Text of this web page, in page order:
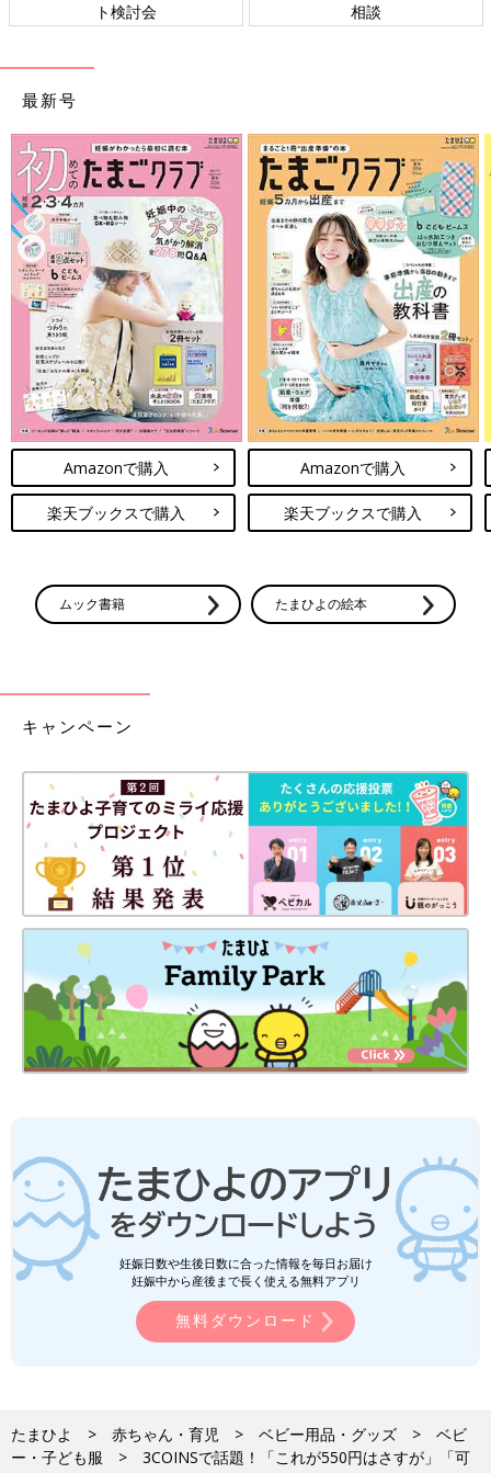
最新号
Amazonで購入
楽天ブックスで購入
Amazonで購入
楽天ブックスで購入
ムック書籍 たまひよの絵本
キャンペーン
妊娠日数や生後日数に合った情報を毎日お届け
妊娠中から産後まで長く使える無料アプリ
無料ダウンロード
たまひよ 赤ちゃん・育児 ベビー用品・グッズ
ベビ
ー・子ども服
3COINSで話題！「これが550円はさすが」「可